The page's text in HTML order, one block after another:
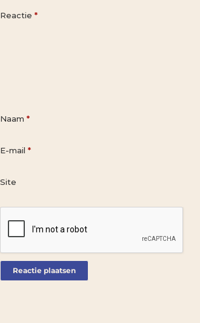
Reactie *
Naam *
E-mail *
Site